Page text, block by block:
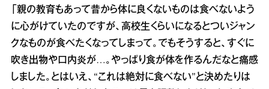
「親の教育もあって昔から体に良くないものは食べないよう
に心がけていたのですが、高校生くらいになるとついジャン
クなものが食べたくなってしまって。でもそうすると、すぐに
吹き出物や口内炎が…。やっぱり食が体を作るんだなと痛感
しました。とはいえ、“これは絶対に食べない”と決めたりは